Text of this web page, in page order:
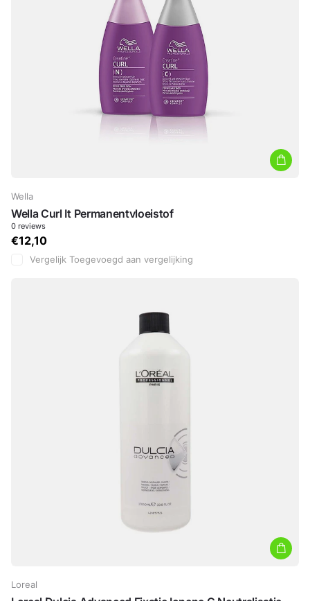
Wella
Wella Curl It Permanentvloeistof
0 reviews
€12,10
Vergelijk Toegevoegd aan vergelijking
Loreal